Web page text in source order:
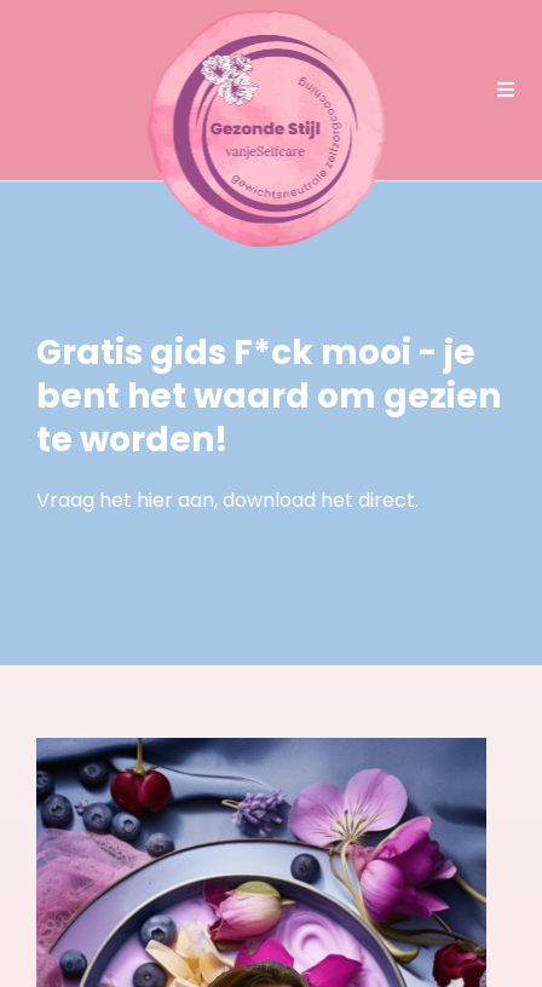
Gratis gids F*ck mooi - je
bent het waard om gezien
te worden!
Vraag het hier aan, download het direct.